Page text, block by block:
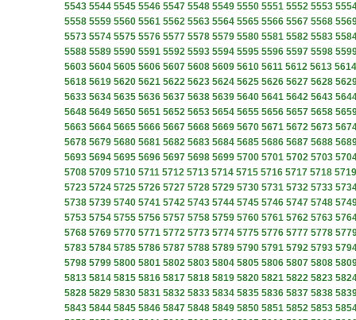
5543 5544 5545 5546 5547 5548 5549 5550 5551 5552 5553
5558 5559 5560 5561 5562 5563 5564 5565 5566 5567 5568
5573 5574 5575 5576 5577 5578 5579 5580 5581 5582 5583
5588 5589 5590 5591 5592 5593 5594 5595 5596 5597 5598
5603 5604 5605 5606 5607 5608 5609 5610 5611 5612 5613 5614
5618 5619 5620 5621 5622 5623 5624 5625 5626 5627 5628
5633 5634 5635 5636 5637 5638 5639 5640 5641 5642 5643
5648 5649 5650 5651 5652 5653 5654 5655 5656 5657 5658
5663 5664 5665 5666 5667 5668 5669 5670 5671 5672 5673
5678 5679 5680 5681 5682 5683 5684 5685 5686 5687 5688
5693 5694 5695 5696 5697 5698 5699 5700 5701 5702 5703
5708 5709 5710 5711 5712 5713 5714 5715 5716 5717 5718 5719
5723 5724 5725 5726 5727 5728 5729 5730 5731 5732 5733
5738 5739 5740 5741 5742 5743 5744 5745 5746 5747 5748
5753 5754 5755 5756 5757 5758 5759 5760 5761 5762 5763
5768 5769 5770 5771 5772 5773 5774 5775 5776 5777 5778
5783 5784 5785 5786 5787 5788 5789 5790 5791 5792 5793
5798 5799 5800 5801 5802 5803 5804 5805 5806 5807 5808
5813 5814 5815 5816 5817 5818 5819 5820 5821 5822 5823
5828 5829 5830 5831 5832 5833 5834 5835 5836 5837 5838
5843 5844 5845 5846 5847 5848 5849 5850 5851 5852 5853